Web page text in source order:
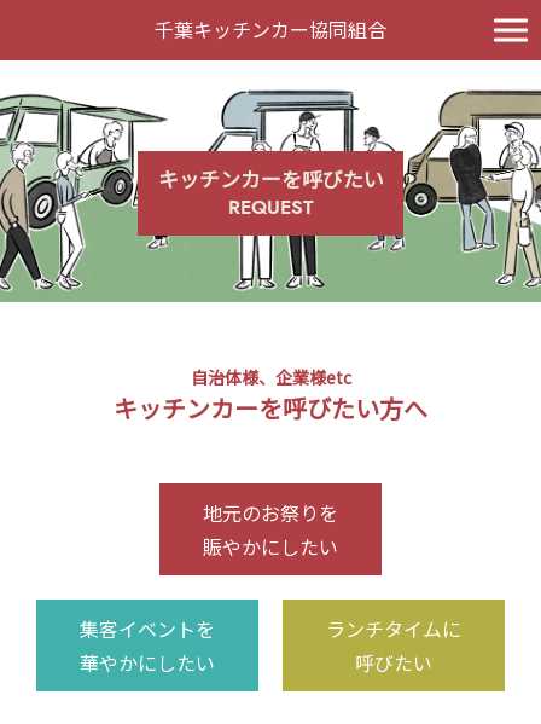
千葉キッチンカー協同組合
キッチンカーを呼びたい
REQUEST
自治体様、企業様etc
キッチンカーを呼びたい方へ
地元のお祭りを
賑やかにしたい
集客イベントを
華やかにしたい
ランチタイムに
呼びたい